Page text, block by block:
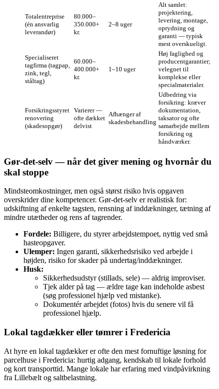
Totalentreprise
(én ansvarlig
leverandør)
80.000–
350.000+
kr.
2–8 uger
Alt samlet:
projektering,
levering, montage,
oprydning og
garanti — typisk
mest overskueligt.
Specialiseret
tagfirma (tagpap,
zink, tegl,
ståltag)
60.000–
400.000+
kr.
1–10 uger
Høj faglighed og
producentgarantier;
velegnet til
komplekse eller
specialmaterialer.
Forsikringsstyret
renovering
(skadesopgør)
Varierer —
ofte dækket
delvist
Afhænger af
skadesbehandling
Udbedring via
forsikring: kræver
dokumentation,
taksator og ofte
samarbejde mellem
forsikring og
håndværker.
Gør‑det‑selv — når det giver mening og hvornår du
skal stoppe
Mindsteomkostninger, men også størst risiko hvis opgaven
overskrider dine kompetencer. Gør‑det‑selv er realistisk for:
udskiftning af enkelte tagsten, rensning af inddækninger, tætning af
mindre utætheder og rens af tagrender.
Fordele: Billigere, du styrer arbejdstempoet, nyttig ved små
hasteopgaver.
Ulemper: Ingen garanti, sikkerhedsrisiko ved arbejde i
højden, risiko for skader på undertag/inddækninger.
Husk:
Sikkerhedsudstyr (stillads, sele) — aldrig improviser.
Tjek alder på tag — ældre tage kan indeholde asbest
(søg professionel hjælp ved mistanke).
Dokumentér arbejdet (fotos) hvis du senere vil få
professionel hjælp.
Lokal tagdækker eller tømrer i Fredericia
At hyre en lokal tagdækker er ofte den mest fornuftige løsning for
parcelhuse i Fredericia: hurtig adgang, kendskab til lokale forhold
og kort transporttid. Mange lokale har erfaring med vindpåvirkning
fra Lillebælt og saltbelastning.